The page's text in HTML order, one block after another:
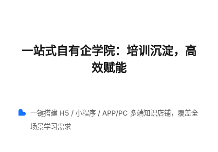
一站式自有企学院：培训沉淀，高
效赋能
一键搭建 H5 / 小程序 / APP/PC 多端知识店铺，覆盖全
场景学习需求